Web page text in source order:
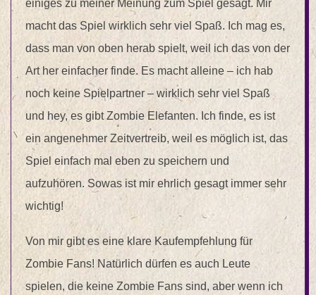
einiges zu meiner Meinung zum Spiel gesagt. Mir
macht das Spiel wirklich sehr viel Spaß. Ich mag es,
dass man von oben herab spielt, weil ich das von der
Art her einfacher finde. Es macht alleine – ich hab
noch keine Spielpartner – wirklich sehr viel Spaß
und hey, es gibt Zombie Elefanten. Ich finde, es ist
ein angenehmer Zeitvertreib, weil es möglich ist, das
Spiel einfach mal eben zu speichern und
aufzuhören. Sowas ist mir ehrlich gesagt immer sehr
wichtig!
Von mir gibt es eine klare Kaufempfehlung für
Zombie Fans! Natürlich dürfen es auch Leute
spielen, die keine Zombie Fans sind, aber wenn ich